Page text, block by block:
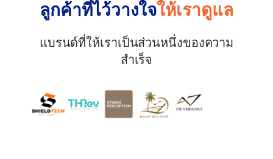
ลูกค้าที่ไว้วางใจให้เราดูแล
แบรนด์ที่ให้เราเป็นส่วนหนึ่งของความ
สำเร็จ